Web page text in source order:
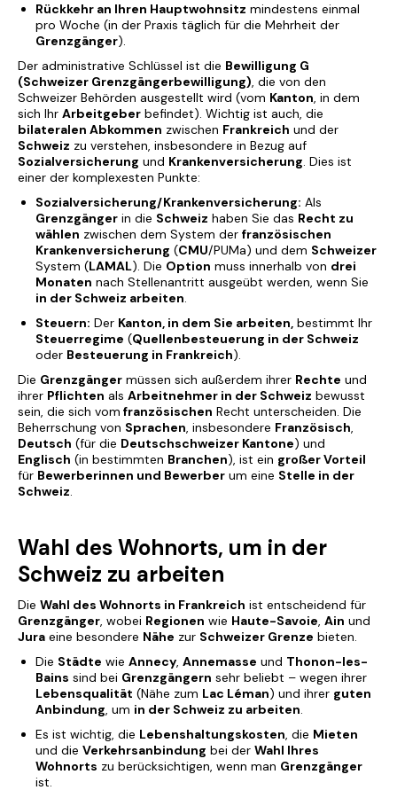
Rückkehr an Ihren Hauptwohnsitz mindestens einmal
pro Woche (in der Praxis täglich für die Mehrheit der
Grenzgänger).
Der administrative Schlüssel ist die Bewilligung G
(Schweizer Grenzgängerbewilligung), die von den
Schweizer Behörden ausgestellt wird (vom Kanton, in dem
sich Ihr Arbeitgeber befindet). Wichtig ist auch, die
bilateralen Abkommen zwischen Frankreich und der
Schweiz zu verstehen, insbesondere in Bezug auf
Sozialversicherung und Krankenversicherung. Dies ist
einer der komplexesten Punkte:
Sozialversicherung/Krankenversicherung: Als
Grenzgänger in die Schweiz haben Sie das Recht zu
wählen zwischen dem System der französischen
Krankenversicherung (CMU/PUMa) und dem Schweizer
System (LAMAL). Die Option muss innerhalb von drei
Monaten nach Stellenantritt ausgeübt werden, wenn Sie
in der Schweiz arbeiten.
Steuern: Der Kanton, in dem Sie arbeiten, bestimmt Ihr
Steuerregime (Quellenbesteuerung in der Schweiz
oder Besteuerung in Frankreich).
Die Grenzgänger müssen sich außerdem ihrer Rechte und
ihrer Pflichten als Arbeitnehmer in der Schweiz bewusst
sein, die sich vom französischen Recht unterscheiden. Die
Beherrschung von Sprachen, insbesondere Französisch,
Deutsch (für die Deutschschweizer Kantone) und
Englisch (in bestimmten Branchen), ist ein großer Vorteil
für Bewerberinnen und Bewerber um eine Stelle in der
Schweiz.
Wahl des Wohnorts, um in der
Schweiz zu arbeiten
Die Wahl des Wohnorts in Frankreich ist entscheidend für
Grenzgänger, wobei Regionen wie Haute-Savoie, Ain und
Jura eine besondere Nähe zur Schweizer Grenze bieten.
Die Städte wie Annecy, Annemasse und Thonon-les-
Bains sind bei Grenzgängern sehr beliebt – wegen ihrer
Lebensqualität (Nähe zum Lac Léman) und ihrer guten
Anbindung, um in der Schweiz zu arbeiten.
Es ist wichtig, die Lebenshaltungskosten, die Mieten
und die Verkehrsanbindung bei der Wahl Ihres
Wohnorts zu berücksichtigen, wenn man Grenzgänger
ist.